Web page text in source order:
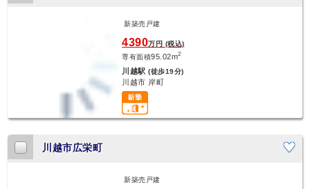
新築売戸建
4390万円 (税込)
専有面積95.02m2
川越駅(徒歩19分)
川越市 岸町
川越市広栄町
新築売戸建